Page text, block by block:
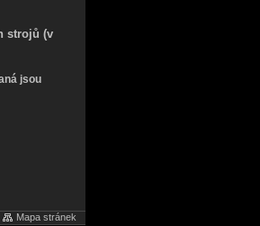
strojů (v
jsou
Mapa stránek